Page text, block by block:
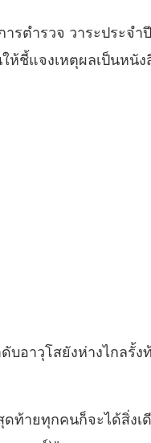
รตำรวจ วาระประจ
ห้ชี้แจงเหตุผลเป็นหนั
อาวุโสยังห่างไกลรั้
ายทุกคนก็จะได้สิ่งเดี